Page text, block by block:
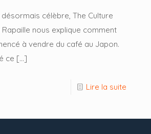
célèbre, The Culture
nous explique comment
à vendre du café au Japon.
ce […]
Lire la suite